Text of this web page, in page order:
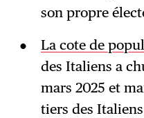
son propre
La cote de
des Italiens a
mars 2025 et
tiers des Italiens